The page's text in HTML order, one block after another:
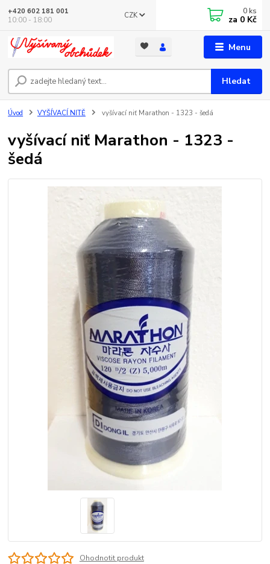
Menu
CZK
Hledat
+420 602 181 001
10:00 - 18:00
0 ks
za 0 Kč
Úvod VYŠÍVACÍ NITĚ vyšívací niť Marathon - 1323 - šedá
vyšívací niť Marathon - 1323 -
šedá
Ohodnotit produkt